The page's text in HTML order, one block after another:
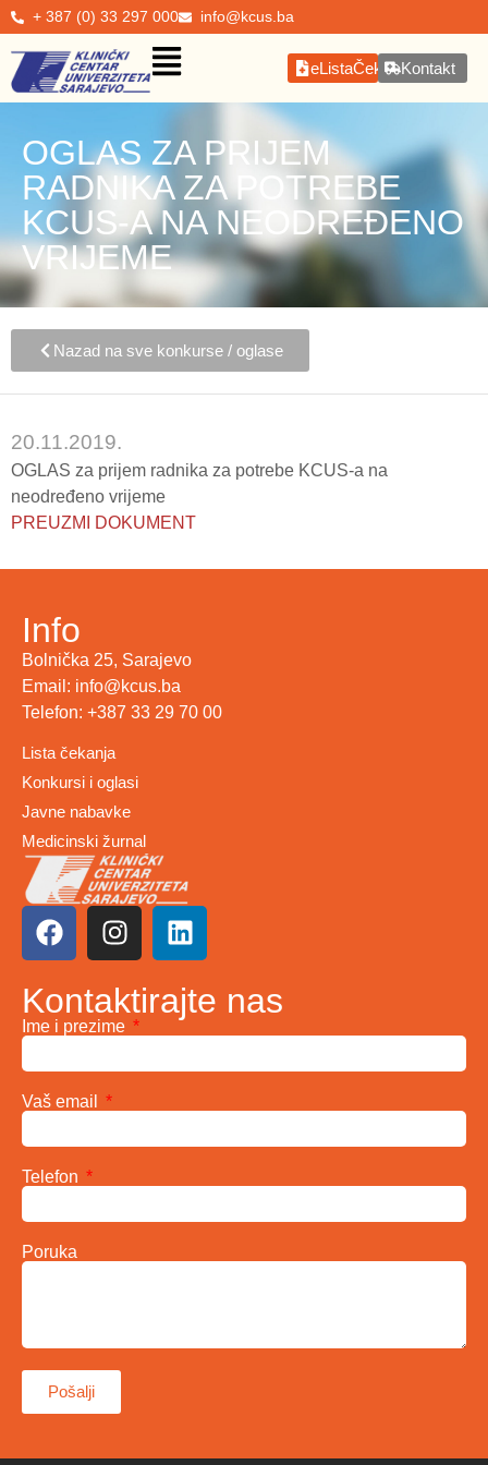
+ 387 (0) 33 297 000 info@kcus.ba
eListaČekanjaKontakt
OGLAS ZA PRIJEM
RADNIKA ZA POTREBE
KCUS-A NA NEODREĐENO
VRIJEME
Nazad na sve konkurse / oglase
20.11.2019.
OGLAS za prijem radnika za potrebe KCUS-a na
neodređeno vrijeme
PREUZMI DOKUMENT
Info
Bolnička 25, Sarajevo
Email: info@kcus.ba
Telefon: +387 33 29 70 00
Lista čekanja
Konkursi i oglasi
Javne nabavke
Medicinski žurnal
Kontaktirajte nas
Ime i prezime
Vaš email
Telefon
Poruka
Pošalji